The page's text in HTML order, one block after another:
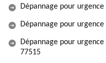
Dépannage pour
Dépannage pour
Dépannage pour
77515